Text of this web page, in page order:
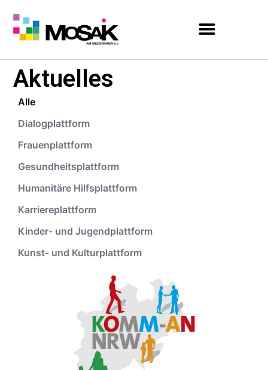
Aktuelles
Dialogplattform
Frauenplattform
Gesundheitsplattform
Humanitäre Hilfsplattform
Karriereplattform
Kinder- und Jugendplattform
Kunst- und Kulturplattform
Alle